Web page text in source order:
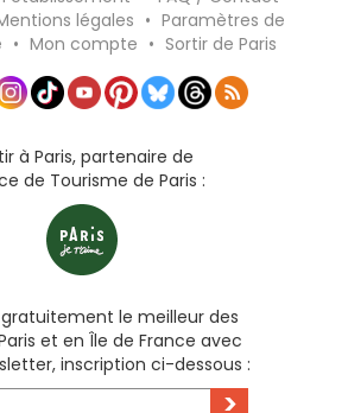
légales • Paramètres de
• Mon compte • Sortir de Paris
à Paris, partenaire de
de Tourisme de Paris :
le meilleur des
et en Île de France avec
inscription ci-dessous :
>